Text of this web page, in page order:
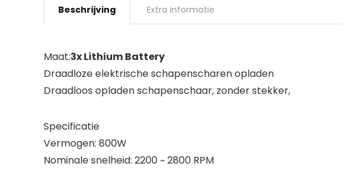
Beschrijving Extra informatie
Maat:3x Lithium Battery
Draadloze elektrische schapenscharen opladen
Draadloos opladen schapenschaar, zonder stekker,
Specificatie
Vermogen: 800W
Nominale snelheid: 2200 ~ 2800 RPM